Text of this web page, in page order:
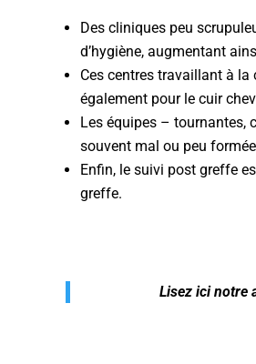
Des cliniques peu
d’hygiène, augmentant
Ces centres travaillant à
également pour le cuir
Les équipes – tournantes,
souvent mal ou peu
Enfin, le suivi post greffe
greffe.
Lisez ici notre